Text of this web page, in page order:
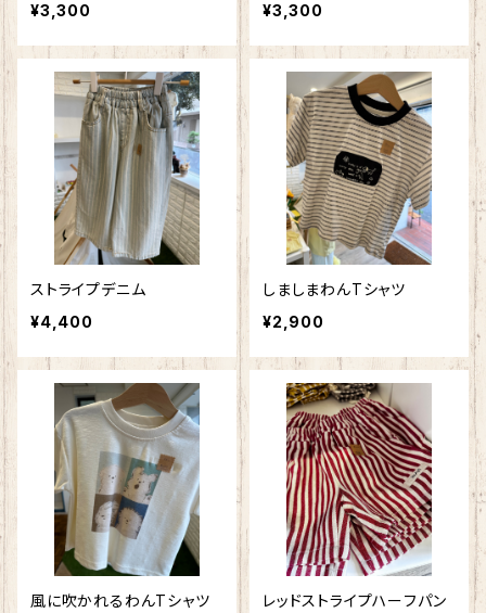
¥3,300
¥3,300
ストライプデニム
¥4,400
しましまわんTシャツ
¥2,900
風に吹かれるわんTシャツ
レッドストライプハーフパン